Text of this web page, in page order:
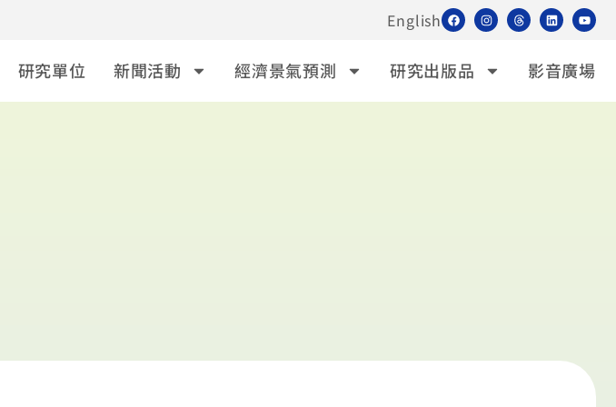
English
研究單位 新聞活動 經濟景氣預測 研究出版品 影音廣場